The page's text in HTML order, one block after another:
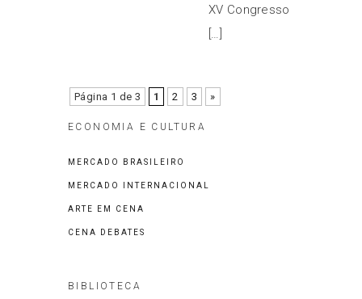
XV Congresso
[…]
Página 1 de 3 1 2 3 »
ECONOMIA E CULTURA
MERCADO BRASILEIRO
MERCADO INTERNACIONAL
ARTE EM CENA
CENA DEBATES
BIBLIOTECA